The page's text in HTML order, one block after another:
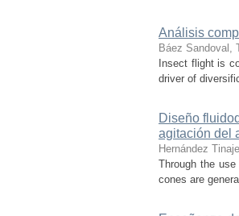
Análisis
Báez Sandoval,
Insect flight is
driver of
Diseño
agitación del
Hernández
Through the
cones are